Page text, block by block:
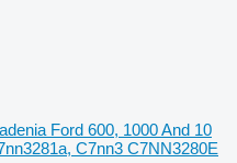
Ford 600, 1000 And 10
C7nn3 C7NN3280E